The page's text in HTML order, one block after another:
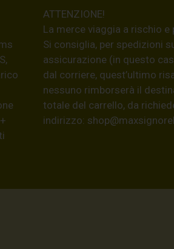
ATTENZIONE!
La merce viaggia a rischio
Si consiglia, per spedizioni
assicurazione (in questo
dal corriere, quest’ultimo
nessuno rimborserà il
totale del carrello, da
indirizzo: